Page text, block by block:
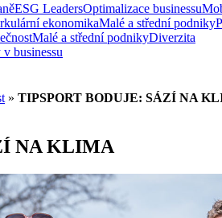
ESG LeadersOptimalizace businessu
ekonomikaMalé a střední podniky
Malé a střední podnikyDiverzita
v businessu
» TIPSPORT BODUJE: SÁZÍ NA
NA KLIMA